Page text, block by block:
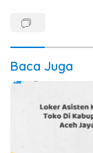
Baca Juga